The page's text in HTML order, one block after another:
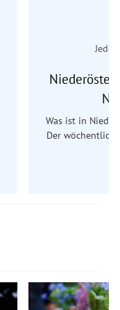
Was ist in
Der